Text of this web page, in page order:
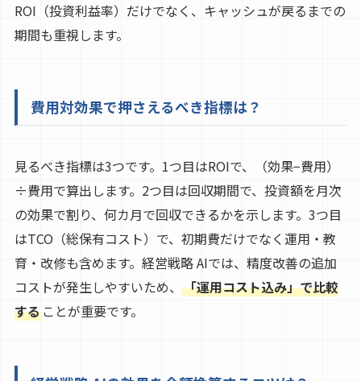
ROI（投資利益率）だけでなく、キャッシュが戻るまでの
期間も重視します。
費用対効果で押さえるべき指標は？
見るべき指標は3つです。1つ目はROIで、（効果−費用）
÷費用で算出します。2つ目は回収期間で、投資額を月次
の効果で割り、何カ月で回収できるかを示します。3つ目
はTCO（総保有コスト）で、初期費だけでなく運用・教
育・改修も含めます。経営戦略 AIでは、精度改善の追加
コストが発生しやすいため、 「運用コスト込み」で比較
することが重要です。